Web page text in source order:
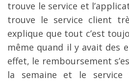
trouve le service et
trouve le service client
explique que tout c’est
même quand il y avait des
effet, le remboursement
la semaine et le service